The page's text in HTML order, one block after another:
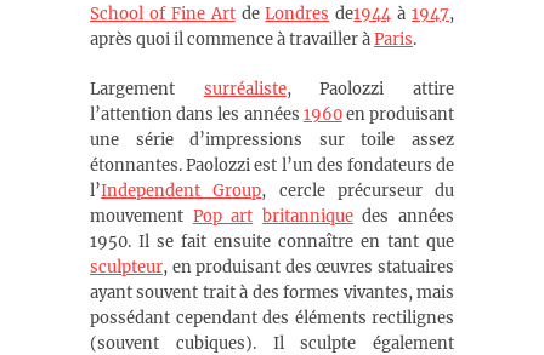
School of Fine ArtdeLondres de1944 à 1947,
après quoi il commence à travailler àParis.
Largement surréaliste, Paolozzi attire
l’attention dans les années 1960en produisant
une série d’impressions sur toile assez
étonnantes. Paolozzi est l’un des fondateurs de
l’Independent Group, cercle précurseur du
mouvement Pop art britanniquedes années
1950. Il se fait ensuite connaître en tant que
sculpteur, en produisant des œuvres statuaires
ayant souvent trait à des formes vivantes, mais
possédant cependant des éléments rectilignes
(souvent cubiques). Il sculpte également